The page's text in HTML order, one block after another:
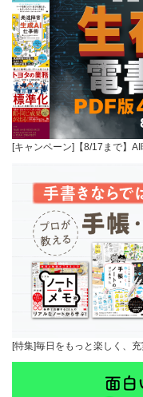
[キャンペーン]【8/17まで】
[特集]毎日をもっと楽しく、